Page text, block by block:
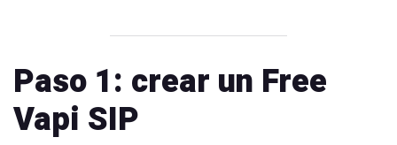
Paso 1: crear un Free
Vapi SIP